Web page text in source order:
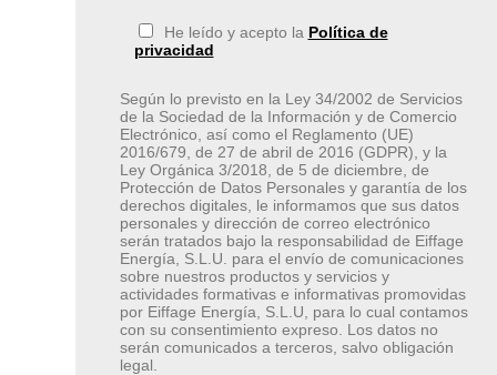
He leído y acepto la Política de
privacidad
Según lo previsto en la Ley 34/2002 de Servicios
de la Sociedad de la Información y de Comercio
Electrónico, así como el Reglamento (UE)
2016/679, de 27 de abril de 2016 (GDPR), y la
Ley Orgánica 3/2018, de 5 de diciembre, de
Protección de Datos Personales y garantía de los
derechos digitales, le informamos que sus datos
personales y dirección de correo electrónico
serán tratados bajo la responsabilidad de Eiffage
Energía, S.L.U. para el envío de comunicaciones
sobre nuestros productos y servicios y
actividades formativas e informativas promovidas
por Eiffage Energía, S.L.U, para lo cual contamos
con su consentimiento expreso. Los datos no
serán comunicados a terceros, salvo obligación
legal.